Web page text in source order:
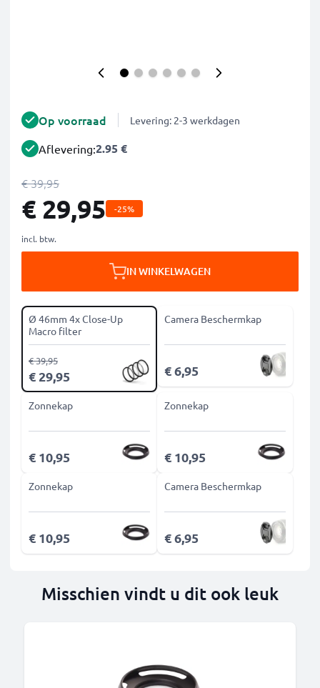
Op voorraad Levering: 2-3 werkdagen
Aflevering:2.95 €
€ 39,95
€ 29,95 -25%
incl. btw.
IN WINKELWAGEN
Ø 46mm 4x Close-Up
Macro filter
€ 29,95
€ 39,95
Camera Beschermkap
€ 6,95
Zonnekap
€ 10,95
Zonnekap
€ 10,95
Zonnekap
€ 10,95
Camera Beschermkap
€ 6,95
Misschien vindt u dit ook leuk